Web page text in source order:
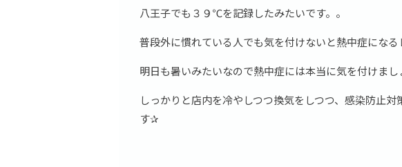
八王子でも３９℃を記録したみたいです。。
普段外に慣れている人でも気を付けないと熱中症になる
明日も暑いみたいなので熱中症には本当に気を付けまし
しっかりと店内を冷やしつつ換気をしつつ、感染防止
す✰